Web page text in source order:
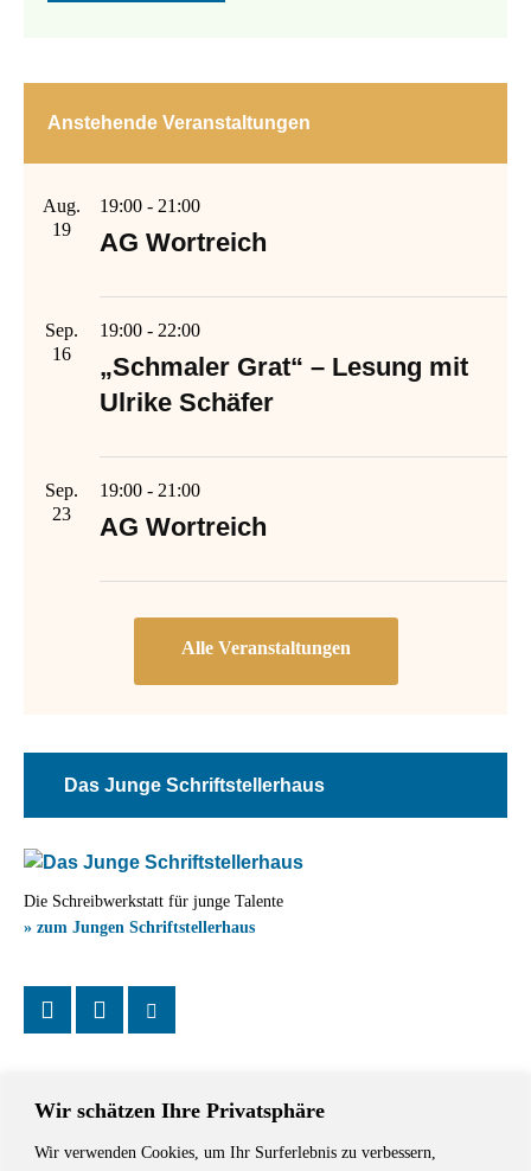
Wir schätzen Ihre Privatsphäre
Wir verwenden Cookies, um Ihr Surferlebnis zu verbessern,
Anstehende Veranstaltungen
Aug.
19
19:00 - 21:00
AG Wortreich
Sep.
16
19:00 - 22:00
„Schmaler Grat“ – Lesung mit
Ulrike Schäfer
Sep.
23
19:00 - 21:00
AG Wortreich
Das Junge Schriftstellerhaus
Die Schreibwerkstatt für junge Talente
» zum Jungen Schriftstellerhaus